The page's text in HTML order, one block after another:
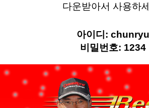
다운받아서 사용하
아이디: chunryu
비밀번호: 1234